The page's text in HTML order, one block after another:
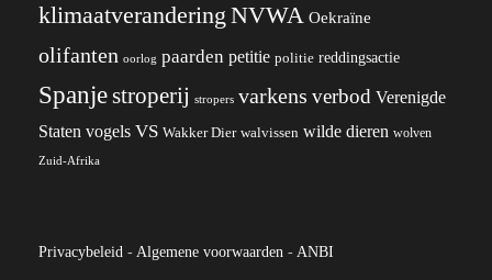
klimaatverandering NVWA Oekraïne
olifanten oorlog paarden petitie politie reddingsactie
Spanjestroperij stropers varkens verbod Verenigde
Staten vogels VS Wakker Dier walvissen wilde dieren wolven
Zuid-Afrika
Privacybeleid - Algemene voorwaarden - ANBI